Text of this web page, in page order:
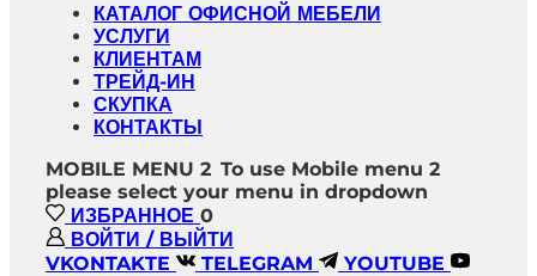
КАТАЛОГ ОФИСНОЙ МЕБЕЛИ
УСЛУГИ
КЛИЕНТАМ
ТРЕЙД-ИН
СКУПКА
КОНТАКТЫ
MOBILE MENU 2 To use Mobile menu 2
please select your menu in dropdown
ИЗБРАННОЕ 0
ВОЙТИ / ВЫЙТИ
VKONTAKTE
TELEGRAM YOUTUBE